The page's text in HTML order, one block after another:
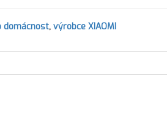
domácnost, výrobce XIAOMI